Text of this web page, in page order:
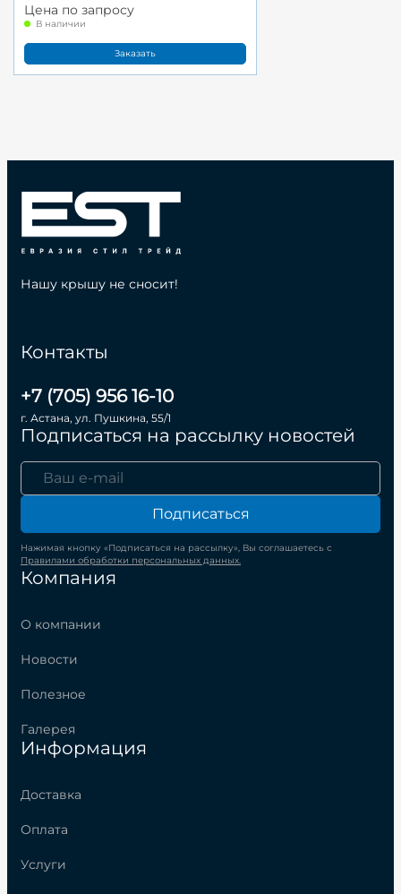
Цена по запросу
В наличии
Заказать
Компания
О компании
Новости
Полезное
Галерея
Информация
Доставка
Оплата
Услуги
Контакты
+7 (705) 956 16-10
г. Астана, ул. Пушкина, 55/1
Подписаться на рассылку новостей
Подписаться
Нажимая кнопку «Подписаться на рассылку», Вы соглашаетесь с
Правилами обработки персональных данных.
Нашу крышу не сносит!